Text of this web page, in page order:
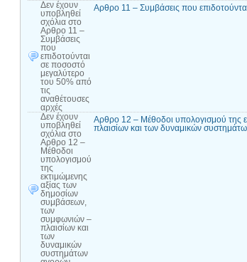
Δεν έχουν
υποβληθεί
σχόλια στο
Αρθρο 11 –
Συμβάσεις
που
επιδοτούνται
σε ποσοστό
μεγαλύτερο
του 50% από
τις
αναθέτουσες
αρχές
Αρθρο 11 – Συμβάσεις που
Δεν έχουν
υποβληθεί
σχόλια στο
Αρθρο 12 –
Μέθοδοι
υπολογισμού
της
εκτιμώμενης
αξίας των
δημοσίων
συμβάσεων,
των
συμφωνιών –
πλαισίων και
των
δυναμικών
συστημάτων
Αρθρο 12 – Μέθοδοι υπολογισμού της
πλαισίων και των δυναμικών